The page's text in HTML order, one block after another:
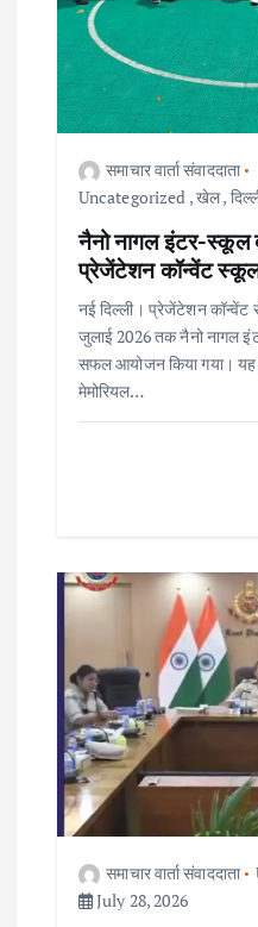
समाचार वार्ता संवाददाता
Uncategorized ,खेल,
नैनो नागल इंटर-स्कूल
प्रेजेंटेशन कॉन्वेंट
नई दिल्ली। प्रेजेंटेशन
जुलाई 2026 तक नैनो नागल
सफल आयोजन किया गया। यह
मेमोरियल…
समाचार वार्ता संवाददाता
July 28, 2026